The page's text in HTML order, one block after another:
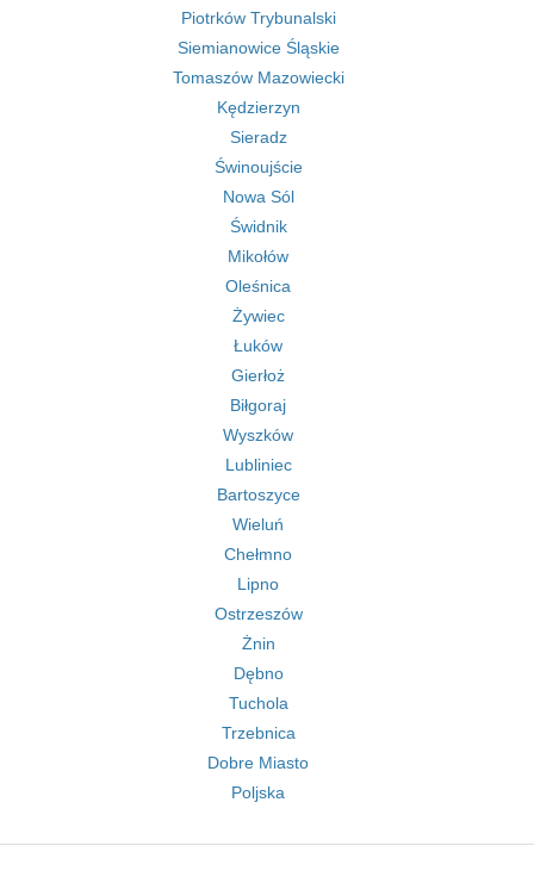
Piotrków Trybunalski
Siemianowice Śląskie
Tomaszów Mazowiecki
Kędzierzyn
Sieradz
Świnoujście
Nowa Sól
Świdnik
Mikołów
Oleśnica
Żywiec
Łuków
Gierłoż
Biłgoraj
Wyszków
Lubliniec
Bartoszyce
Wieluń
Chełmno
Lipno
Ostrzeszów
Żnin
Dębno
Tuchola
Trzebnica
Dobre Miasto
Poljska